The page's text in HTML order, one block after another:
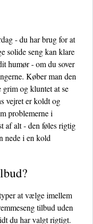
- du har brug for at
solide seng kan klare
humør - om du sover
Køber man den
og kluntet at se
vejret er koldt og
problemerne i
af alt - den føles rigtig
nede i en kold
at vælge imellem
tilbud uden
du har valgt rigtigt.